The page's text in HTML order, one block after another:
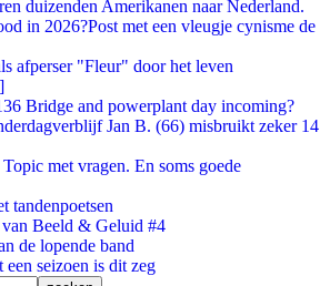
duizenden Amerikanen naar Nederland.
in 2026?Post met een vleugje cynisme de
afperser "Fleur" door het leven
Bridge and powerplant day incoming?
Jan B. (66) misbruikt zeker 14
met vragen. En soms goede
tandenpoetsen
Beeld & Geluid #4
de lopende band
seizoen is dit zeg